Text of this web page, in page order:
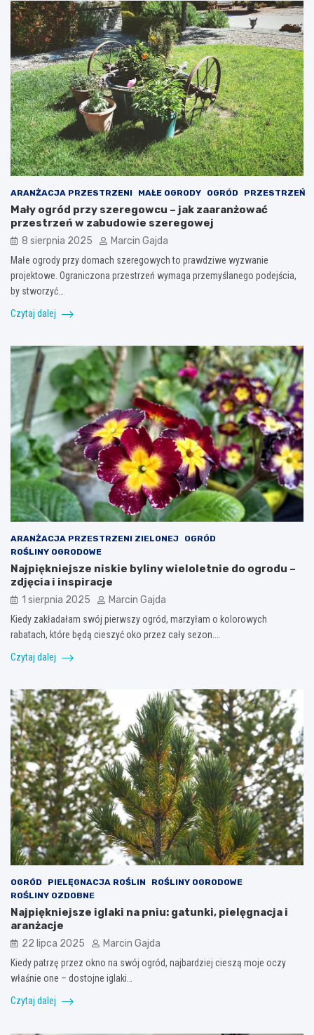
ARANŻACJA PRZESTRZENI MAŁE OGRODY OGRÓD PRZESTRZEŃ
Mały ogród przy szeregowcu – jak zaaranżować
przestrzeń w zabudowie szeregowej
8 sierpnia 2025 Marcin Gajda
Małe ogrody przy domach szeregowych to prawdziwe wyzwanie
projektowe. Ograniczona przestrzeń wymaga przemyślanego podejścia,
by stworzyć…
Czytaj dalej
ARANŻACJA PRZESTRZENI ZIELONEJ
OGRÓD
ROŚLINY OGRODOWE
Najpiękniejsze niskie byliny wieloletnie do ogrodu –
zdjęcia i inspiracje
1 sierpnia 2025 Marcin Gajda
Kiedy zakładałam swój pierwszy ogród, marzyłam o kolorowych
rabatach, które będą cieszyć oko przez cały sezon.…
Czytaj dalej
OGRÓD PIELĘGNACJA ROŚLIN
ROŚLINY OGRODOWE
ROŚLINY OZDOBNE
Najpiękniejsze iglaki na pniu: gatunki, pielęgnacja i
aranżacje
22 lipca 2025 Marcin Gajda
Kiedy patrzę przez okno na swój ogród, najbardziej cieszą moje oczy
właśnie one – dostojne iglaki…
Czytaj dalej